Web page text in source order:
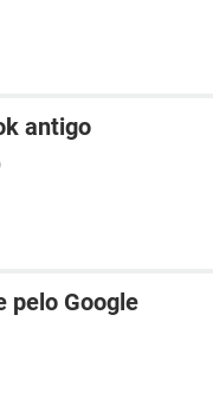
antigo
pelo Google